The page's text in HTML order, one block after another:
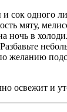
сок одного
мяту,
ночь в
желанию
освежит и